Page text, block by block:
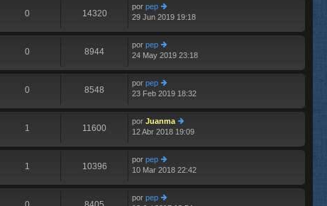
s
m
e
s
0 14320
por pep
er
o
m
e
n
s
29 Jun 2019 19:18
0 8944
por pep
er
o
m
e
n
s
24 May 2019 23:18
0 8548
por pep
er
o
m
e
n
s
23 Feb 2019 18:32
1 11600
por Juanma
er
m
e
12 Abr 2018 19:09
1 10396
por pep
er
o
10 Mar 2018 22:42
por pep